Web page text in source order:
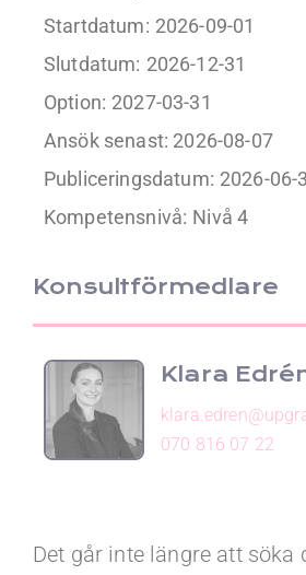
Startdatum: 2026-09-01
Slutdatum: 2026-12-31
Option: 2027-03-31
Ansök senast: 2026-08-07
Publiceringsdatum: 2026-06-
Kompetensnivå: Nivå 4
Konsultförmedlare
Klara
070 816 07 22
Det går inte längre att söka